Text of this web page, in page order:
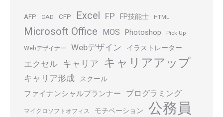
AFP CAD CFP Excel FP FP技能士 HTML
Microsoft Office MOS Photoshop Pick Up
Webデザイナー Webデザイン イラストレーター
エクセル キャリア キャリアアップ
キャリア形成 スクール
ファイナンシャルプランナー プログラミング
マイクロソフトオフィス モチベーション 公務員